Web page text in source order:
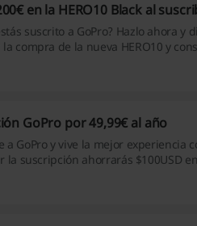
en la HERO10 Black al
suscrito a GoPro? Hazlo ahora y
compra de la nueva HERO10 y
resistente al frío y una tarjeta
GoPro por 49,99€ al año
a GoPro y vive la mejor experiencia
la suscripción ahorrarás $100USD
en GoPro.com y Reemplazo de